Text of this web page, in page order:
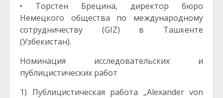
• Торстен Брецина, директор бюро
Немецкого общества по международному
сотрудничеству (GIZ) в Ташкенте
(Узбекистан).
Номинация исследовательских и
публицистических работ
1) Публицистическая работа „Alexander von